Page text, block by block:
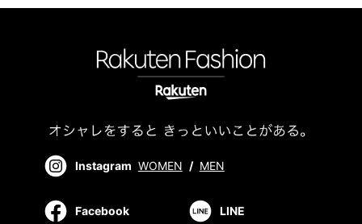
Instagram WOMEN / MEN
Facebook LINE